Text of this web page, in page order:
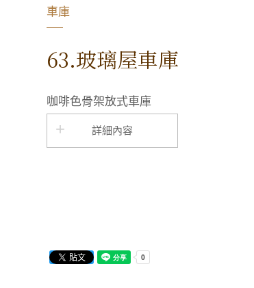
車庫
63.玻璃屋車庫
咖啡色骨架放式車庫
詳細內容